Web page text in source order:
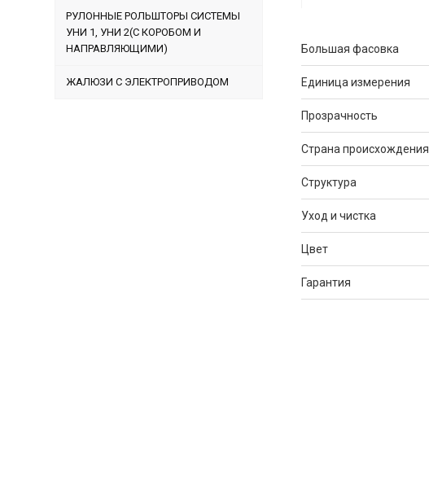
РУЛОННЫЕ РОЛЬШТОРЫ СИСТЕМЫ
УНИ 1, УНИ 2(С КОРОБОМ И
НАПРАВЛЯЮЩИМИ)
ЖАЛЮЗИ С ЭЛЕКТРОПРИВОДОМ
Большая фасовка
Единица измерения
Прозрачность
Страна происхождения
Структура
Уход и чистка
Цвет
Гарантия